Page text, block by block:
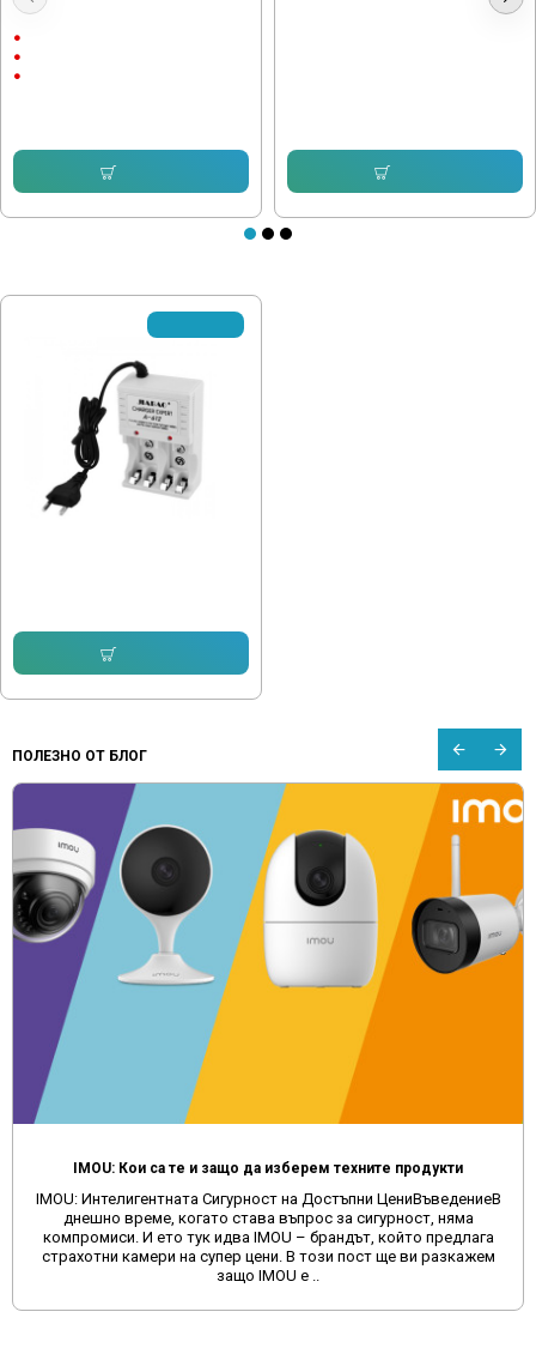
Захранващ Адаптер 12V / 2A
ПОЛЕЗНО ОТ БЛОГ
IMOU: Кои са те и защо да изберем техните продукти
IMOU: Интелигентната Сигурност на Достъпни ЦениВъведениеВ
днешно време, когато става въпрос за сигурност, няма
компромиси. И ето тук идва IMOU – брандът, който предлага
страхотни камери на супер цени. В този пост ще ви разкажем
защо IMOU е ..